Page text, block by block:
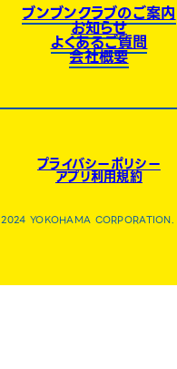
ブンブンクラブのご案内
お知らせ
よくあるご質問
会社概要
プライバシーポリシー
アプリ利用規約
YOKOHAMA CORPORATION.